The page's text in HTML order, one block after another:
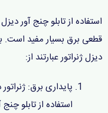
استفاده از تابلو چنج آور
قطعی برق بسیار مفید است.
دیزل ژنراتور عبارتند از:
پایداری برق:
استفاده از تابلو